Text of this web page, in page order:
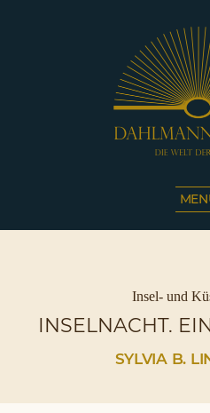
Die
Inseln
Café
Sassnitz
Insel- und
INSELNACHT.
SYLVIA B.